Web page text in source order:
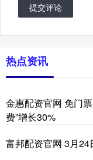
提交评论
热点资讯
金惠配资官网 免门
费”增长30%
富邦配资官网 3月24